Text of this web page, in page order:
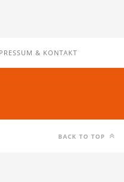
& KONTAKT
BACK TO TOP